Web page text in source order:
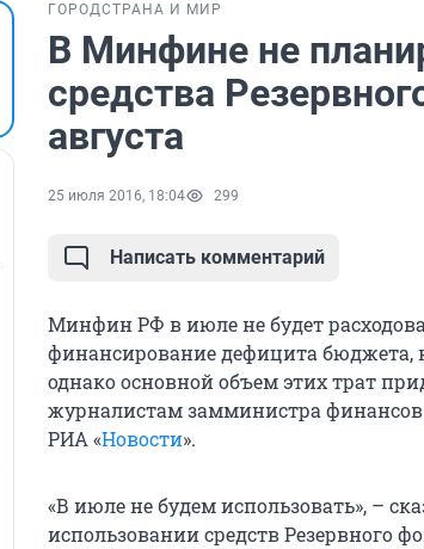
ГОРОДСТРАНА И МИР
В Минфине не
средства
августа
25 июля 2016, 18:04 299
Написать комментарий
Минфин РФ в июле не будет
финансирование дефицита бюджета,
однако основной объем этих трат
журналистам замминистра
РИА «Новости».
«В июле не будем использовать», –
использовании средств Резервного